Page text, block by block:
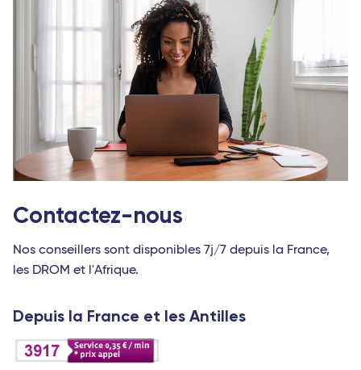
Contactez-nous
Nos conseillers sont disponibles 7j/7 depuis la France,
les DROM et l'Afrique.
Depuis la France et les Antilles